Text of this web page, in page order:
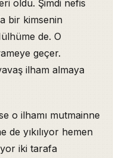
oldu. Şimdi nefis
bir kimsenin
de. O
geçer.
ilham almaya
o ilhamı mutmainne
de yıkılıyor hemen
iki tarafa